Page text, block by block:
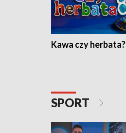
Kawa czy herbata?
SPORT